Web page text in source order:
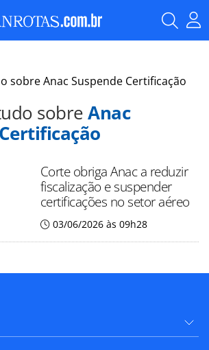
sobre Anac Suspende Certificação
sobreAnac
Corte obriga Anac a reduzir
fiscalização e suspender
certificações no setor aéreo
03/06/2026 às 09h28